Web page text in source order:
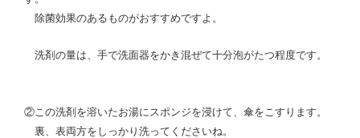
除菌効果のあるものがおすすめですよ。
洗剤の量は、手で洗面器をかき混ぜて十分泡がたつ程度です。
②この洗剤を溶いたお湯にスポンジを浸けて、傘をこすります。
裏、表両方をしっかり洗ってくださいね。